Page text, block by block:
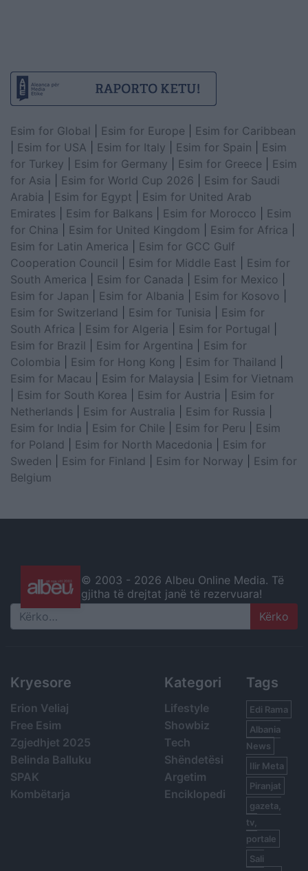
Esim for Global Esim for Europe
Esim for Caribbean
Esim for USA Esim for Italy Esim for Spain
Esim
for Turkey
Esim for Germany Esim for Greece
Esim
for Asia
Esim for World Cup 2026
Esim for Saudi
Arabia
Esim for Egypt
Esim for United Arab
Emirates
Esim for Balkans Esim for Morocco
Esim
for China
Esim for United Kingdom Esim for Africa
Esim for Latin America
Esim for GCC Gulf
Cooperation Council
Esim for Middle East
Esim for
South America
Esim for Canada Esim for Mexico
Esim for Japan
Esim for Albania Esim for Kosovo
Esim for Switzerland
Esim for Tunisia
Esim for
South Africa
Esim for Algeria Esim for Portugal
Esim for Brazil
Esim for Argentina
Esim for
Colombia
Esim for Hong Kong Esim for Thailand
Esim for Macau
Esim for Malaysia
Esim for Vietnam
Esim for South Korea Esim for Austria
Esim for
Netherlands
Esim for Australia Esim for Russia
Esim for India
Esim for Chile Esim for Peru
Esim
for Poland
Esim for North Macedonia
Esim for
Sweden
Esim for Finland Esim for Norway
Esim for
Belgium
© 2003 - 2026 Albeu Online Media. Të
gjitha të drejtat janë të rezervuara!
Search
Kryesore
Erion Veliaj
Free Esim
Zgjedhjet 2025
Belinda Balluku
SPAK
Kombëtarja
Kategori
Lifestyle
Showbiz
Tech
Shëndetësi
Argetim
Enciklopedi
Tags
Edi Rama
Albania
News
Ilir Meta
Piranjat
gazeta,
tv,
portale
Sali